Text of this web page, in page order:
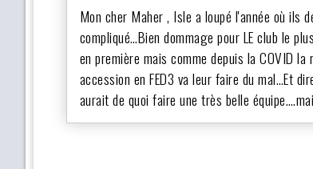
Mon cher Maher , Isle a loupé l'année où ils
compliqué…Bien dommage pour LE club le
en première mais comme depuis la COVID
accession en FED3 va leur faire du mal…Et
aurait de quoi faire une très belle